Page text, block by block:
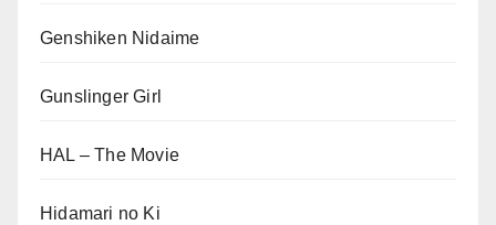
Genshiken Nidaime
Gunslinger Girl
HAL – The Movie
Hidamari no Ki